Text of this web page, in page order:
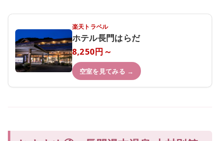
楽天トラベル
ホテル長門はらだ
8,250円～
空室を見てみる →